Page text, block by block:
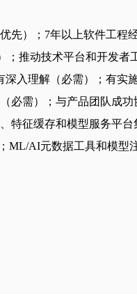
先）；7年以上软件工
）；推动技术平台和开发
入理解（必需）；有实
必需）；与产品团队成
特征缓存和模型服务平
AI元数据工具和模型